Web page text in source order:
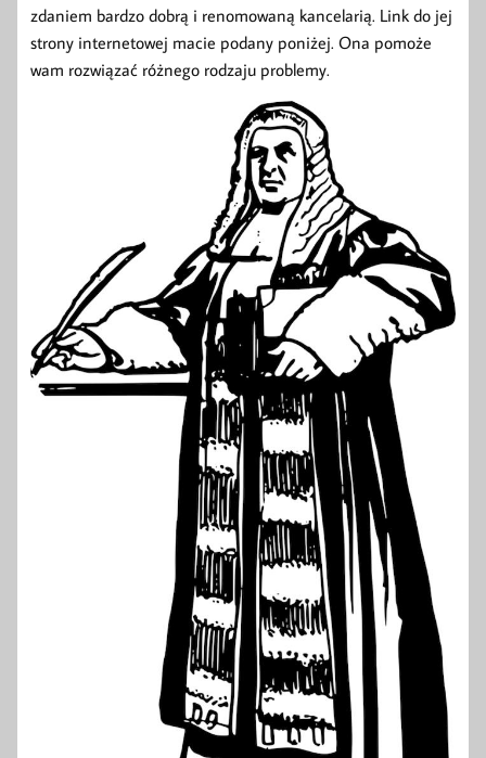
zdaniem bardzo dobrą i renomowaną kancelarią. Link do jej
strony internetowej macie podany poniżej. Ona pomoże
wam rozwiązać różnego rodzaju problemy.